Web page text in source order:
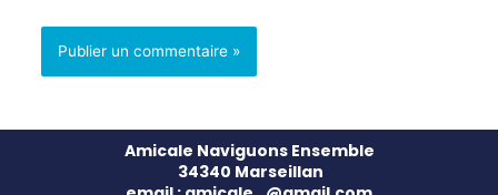
Amicale Naviguons Ensemble
34340 Marseillan